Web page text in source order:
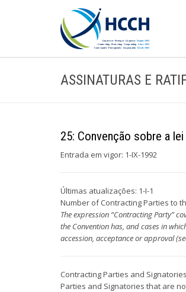
ASSINATURAS E
25: Convenção sobre a
Entrada em vigor: 1-IX-1992
Últimas atualizações: 1-I-1
Number of Contracting Parties to
The expression “Contracting Party”
the Convention has, and cases in
accession, acceptance or approval
Contracting Parties and
Parties and Signatories that are